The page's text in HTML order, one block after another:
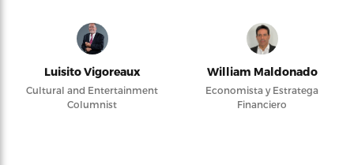
Luisito Vigoreaux
Cultural and Entertainment
Columnist
William Maldonado
Economista y Estratega
Financiero